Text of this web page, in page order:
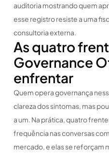
auditoria mostrando quem
esse registro resiste a uma
consultoria externa.
As quatro
Governance
enfrentar
Quem opera governança
clareza dos sintomas, mas
a um. Na prática, quatro
frequência nas conversas
mercado, e elas se reforçam